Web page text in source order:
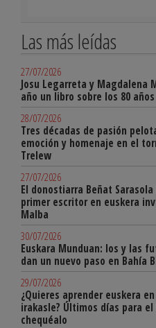
Las más leídas
27/07/2026
Josu Legarreta y Magdalena
año un libro sobre los 80
28/07/2026
Tres décadas de pasión
emoción y homenaje en el
Trelew
27/07/2026
El donostiarra Beñat
primer escritor en euskera
Malba
30/07/2026
Euskara Munduan: los y las
dan un nuevo paso en Bahía
29/07/2026
¿Quieres aprender euskera
irakasle? Últimos días para
chequéalo